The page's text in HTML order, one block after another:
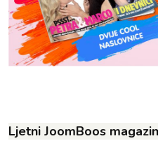
Ljetni JoomBoos